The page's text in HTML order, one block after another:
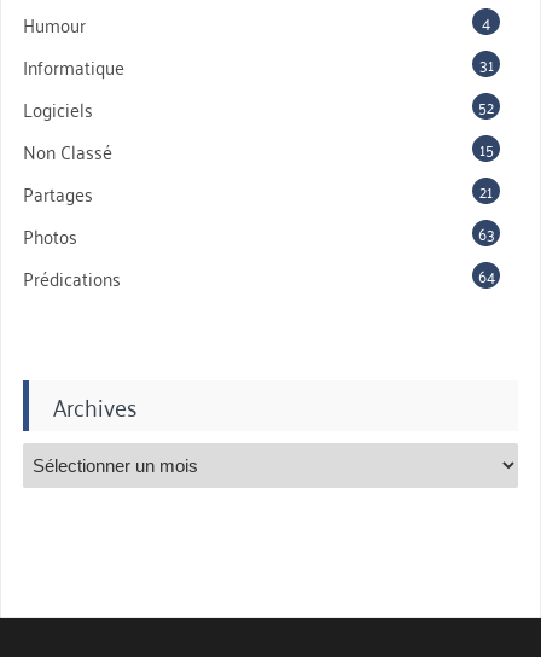
Humour 4
Informatique 31
Logiciels 52
Non Classé 15
Partages 21
Photos 63
Prédications 64
Archives